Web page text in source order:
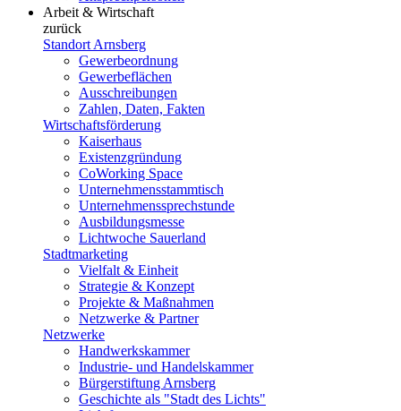
Arbeit & Wirtschaft
zurück
Standort Arnsberg
Gewerbeordnung
Gewerbeflächen
Ausschreibungen
Zahlen, Daten, Fakten
Wirtschaftsförderung
Kaiserhaus
Existenzgründung
CoWorking Space
Unternehmensstammtisch
Unternehmenssprechstunde
Ausbildungsmesse
Lichtwoche Sauerland
Stadtmarketing
Vielfalt & Einheit
Strategie & Konzept
Projekte & Maßnahmen
Netzwerke & Partner
Netzwerke
Handwerkskammer
Industrie- und Handelskammer
Bürgerstiftung Arnsberg
Geschichte als "Stadt des Lichts"